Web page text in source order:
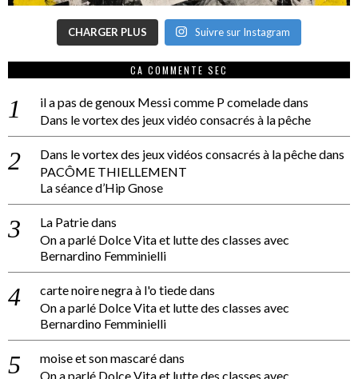
CHARGER PLUS Suivre sur Instagram
CA COMMENTE SEC
il a pas de genoux Messi comme P comeladedans
Dans le vortex des jeux vidéo consacrés à la pêche
Dans le vortex des jeux vidéos consacrés à la pêchedans
PACÔME THIELLEMENT
La séance d’Hip Gnose
La Patriedans
On a parlé Dolce Vita et lutte des classes avec
Bernardino Femminielli
carte noire negra à l'o tiededans
On a parlé Dolce Vita et lutte des classes avec
Bernardino Femminielli
moise et son mascarédans
On a parlé Dolce Vita et lutte des classes avec